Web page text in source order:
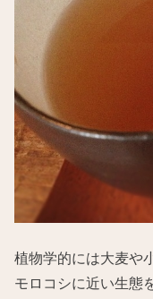
植物学的には大麦や
モロコシに近い生態